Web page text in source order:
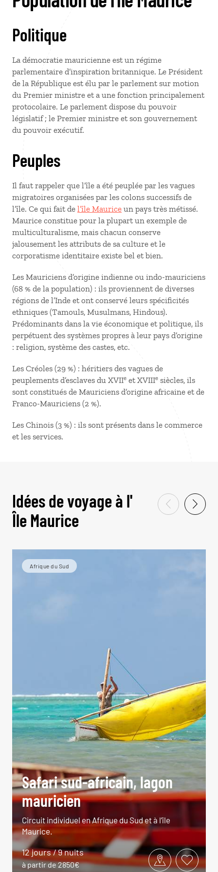
Politique
La démocratie mauricienne est un régime
parlementaire d’inspiration britannique. Le Président
de la République est élu par le parlement sur motion
du Premier ministre et a une fonction principalement
protocolaire. Le parlement dispose du pouvoir
législatif ; le Premier ministre et son gouvernement
du pouvoir exécutif.
Peuples
Il faut rappeler que l’île a été peuplée par les vagues
migratoires organisées par les colons successifs de
l’île. Ce qui fait de l’île Maurice un pays très métissé.
Maurice constitue pour la plupart un exemple de
multiculturalisme, mais chacun conserve
jalousement les attributs de sa culture et le
corporatisme identitaire existe bel et bien.
Les Mauriciens d’origine indienne ou indo-mauriciens
(68 % de la population) : ils proviennent de diverses
régions de l’Inde et ont conservé leurs spécificités
ethniques (Tamouls, Musulmans, Hindous).
Prédominants dans la vie économique et politique, ils
perpétuent des systèmes propres à leur pays d’origine
: religion, système des castes, etc.
Les Créoles (29 %) : héritiers des vagues de
peuplements d’esclaves du XVIIe et XVIIIe siècles, ils
sont constitués de Mauriciens d’origine africaine et de
Franco-Mauriciens (2 %).
Les Chinois (3 %) : ils sont présents dans le commerce
et les services.
Idées de voyage à l'
Île Maurice
Afrique du Sud
Safari sud-africain, lagon
mauricien
Circuit individuel en Afrique du Sud et à l’île
Maurice.
12 jours / 9 nuits
à partir de 2850€